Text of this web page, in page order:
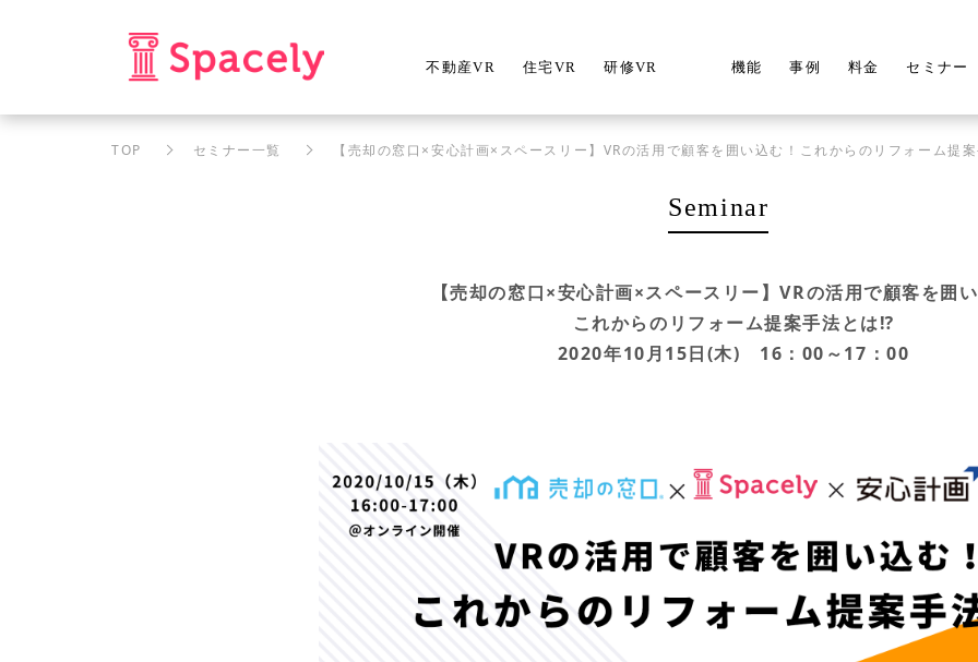
不動産VR 住宅VR 研修VR 機能 事例 料金 セミナー
TOP セミナー一覧 【売却の窓口×安心計画×スペースリー】VRの活用で顧客を囲い込む！これからのリフォーム提
Seminar
【売却の窓口×安心計画×スペースリー】VRの活用で顧客を囲
これからのリフォーム提案手法とは⁉
2020年10月15日(木) 16：00～17：00